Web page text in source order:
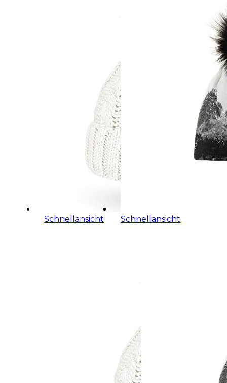
Schnellansicht Schnellansicht